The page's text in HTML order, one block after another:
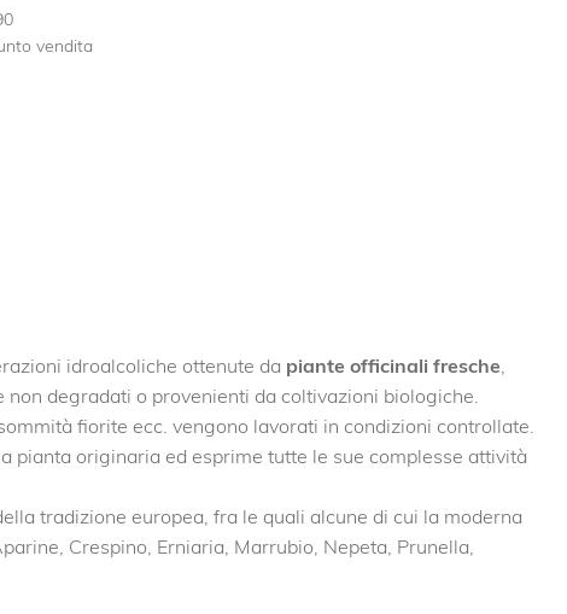
vendita
idroalcoliche ottenute da piante officinali fresche,
degradati o provenienti da coltivazioni biologiche.
fiorite ecc. vengono lavorati in condizioni controllate.
pianta originaria ed esprime tutte le sue complesse attività
tradizione europea, fra le quali alcune di cui la moderna
Crespino, Erniaria, Marrubio, Nepeta, Prunella,